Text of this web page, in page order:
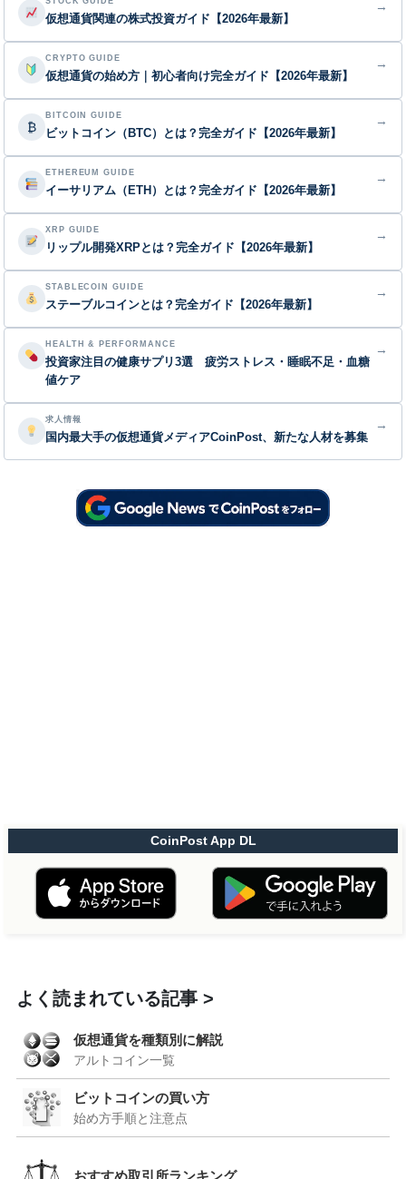
仮想通貨関連の株式投資ガイド【2026年最新】
→
CRYPTO GUIDE
仮想通貨の始め方｜初心者向け完全ガイド【2026年最新】
→
₿
BITCOIN GUIDE
ビットコイン（BTC）とは？完全ガイド【2026年最新】
→
ETHEREUM GUIDE
イーサリアム（ETH）とは？完全ガイド【2026年最新】
→
XRP GUIDE
リップル開発XRPとは？完全ガイド【2026年最新】
→
STABLECOIN GUIDE
ステーブルコインとは？完全ガイド【2026年最新】
→
HEALTH & PERFORMANCE
投資家注目の健康サプリ3選 疲労ストレス・睡眠不足・血糖
値ケア
→
求人情報
国内最大手の仮想通貨メディアCoinPost、新たな人材を募集
→
CoinPost App DL
よく読まれている記事
仮想通貨を種類別に解説
アルトコイン一覧
ビットコインの買い方
始め方手順と注意点
おすすめ取引所ランキング